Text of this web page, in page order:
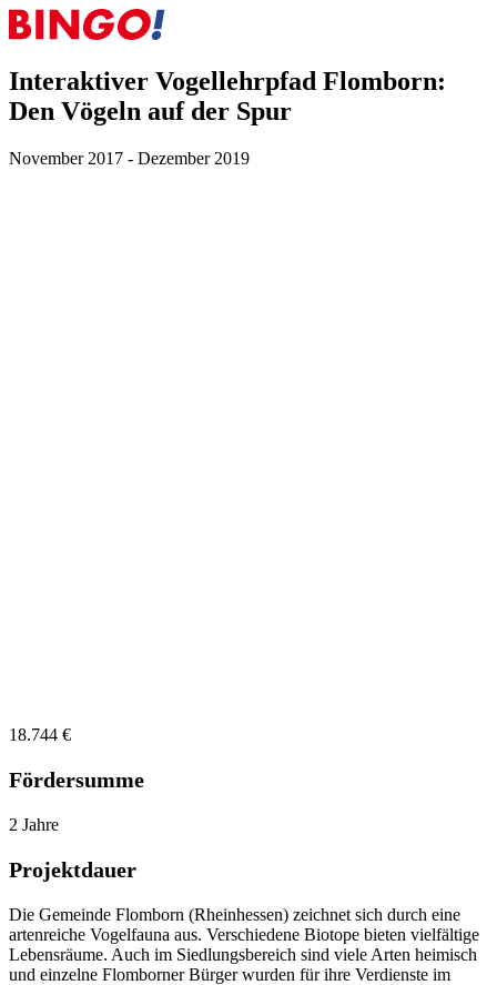
Interaktiver Vogellehrpfad Flomborn:
Den Vögeln auf der Spur
November 2017 - Dezember 2019
18.744 €
Fördersumme
2 Jahre
Projektdauer
Die Gemeinde Flomborn (Rheinhessen) zeichnet sich durch eine
artenreiche Vogelfauna aus. Verschiedene Biotope bieten vielfältige
Lebensräume. Auch im Siedlungsbereich sind viele Arten heimisch
und einzelne Flomborner Bürger wurden für ihre Verdienste im